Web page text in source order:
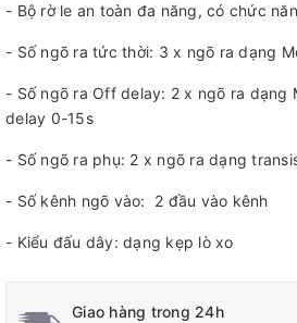
- Bộ rờ le an toàn đa năng, có chức
- Số ngõ ra tức thời: 3 x ngõ ra dạng
- Số ngõ ra Off delay: 2 x ngõ ra dạng
delay 0-15s
- Số ngõ ra phụ: 2 x ngõ ra dạng
- Số kênh ngõ vào: 2 đầu vào kênh
- Kiểu đấu dây: dạng kẹp lò xo
Giao hàng trong 24h